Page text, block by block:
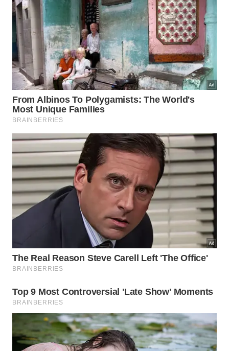
A medida não impede o chamado resort hopping,
prática de visitar hotéis da Disney para conhecer
sua arquitetura, lojas ou áreas comuns. A diferença
é que o visitante deixa de poder utilizar o
transporte gratuito que parte do Disney Springs
caso não tenha hospedagem ou uma reserva
vinculada ao resort de destino.
Quem pretende apenas conhecer um hotel poderá
utilizar outras formas de deslocamento, como carro
próprio, táxi ou aplicativos de transporte. O acesso
aos resorts continua sujeito às regras de controle
adotadas pela Disney para entrada de visitantes.
A empresa não anunciou mudanças nas regras de
estacionamento dos hotéis nem no transporte
oferecido entre os parques temáticos e os resorts.
As alterações atingem exclusivamente os
embarques realizados no Disney Springs com
destino aos hotéis da Disney.